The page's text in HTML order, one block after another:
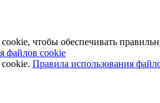
чтобы обеспечивать
файлов cookie
Правила использования